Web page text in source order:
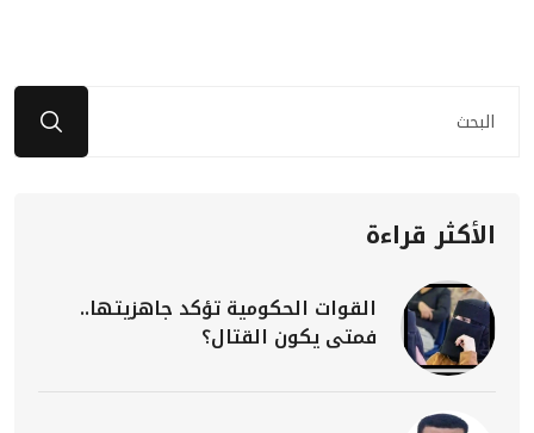
الأكثر قراءة
القوات الحكومية تؤكد جاهزيتها..
فمتى يكون القتال؟